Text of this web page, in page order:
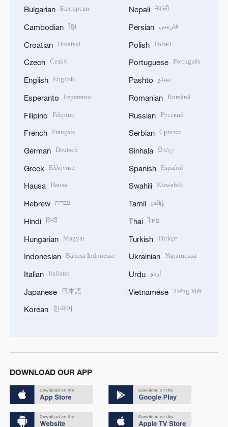
Bulgarian Български
Cambodian ខ្មែរ
Croatian Hrvatski
Czech Český
English English
Esperanto Esperanto
Filipino Filipino
French Français
German Deutsch
Greek Ελληνικά
Hausa Hausa
Hebrew עברית
Hindi हिन्दी
Hungarian Magyar
Indonesian Bahasa Indonesia
Italian Italiano
Japanese 日本語
Korean 한국어
Nepali नेपाली
Persian فارسی
Polish Polski
Portuguese Português
Pashto پښتو
Romanian Română
Russian Русский
Serbian Српски
Sinhala සිංහල
Spanish Español
Swahili Kiswahili
Tamil தமிழ்
Thai ไทย
Turkish Türkçe
Ukrainian Українська
Urdu اردو
Vietnamese Tiếng Việt
DOWNLOAD OUR APP